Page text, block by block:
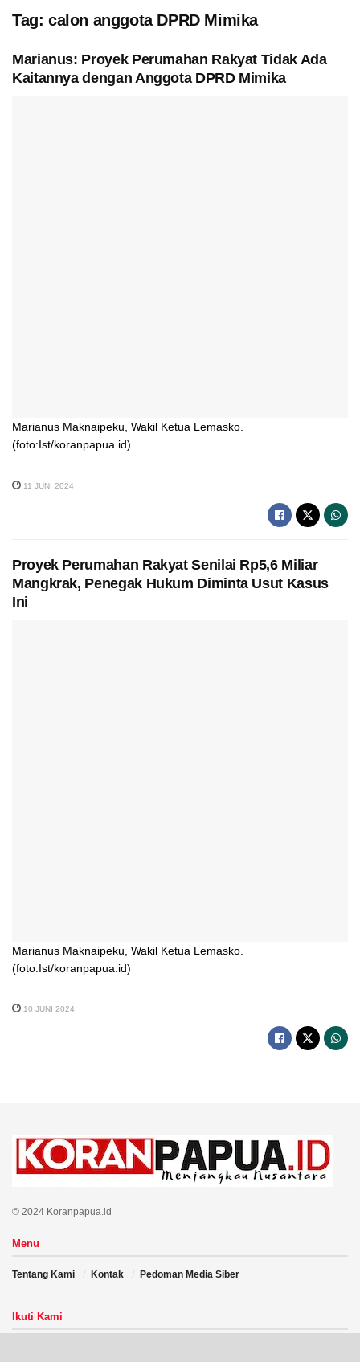
Tag: calon anggota DPRD Mimika
Marianus: Proyek Perumahan Rakyat Tidak Ada
Kaitannya dengan Anggota DPRD Mimika
Marianus Maknaipeku, Wakil Ketua Lemasko.
(foto:Ist/koranpapua.id)
11 JUNI 2024
Proyek Perumahan Rakyat Senilai Rp5,6 Miliar
Mangkrak, Penegak Hukum Diminta Usut Kasus
Ini
Marianus Maknaipeku, Wakil Ketua Lemasko.
(foto:Ist/koranpapua.id)
10 JUNI 2024
© 2024 Koranpapua.id
Menu
Tentang Kami Kontak Pedoman Media Siber
Ikuti Kami